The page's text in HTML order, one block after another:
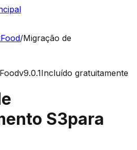
/Migração de
v9.0.1Incluído gratuitamente
S3para